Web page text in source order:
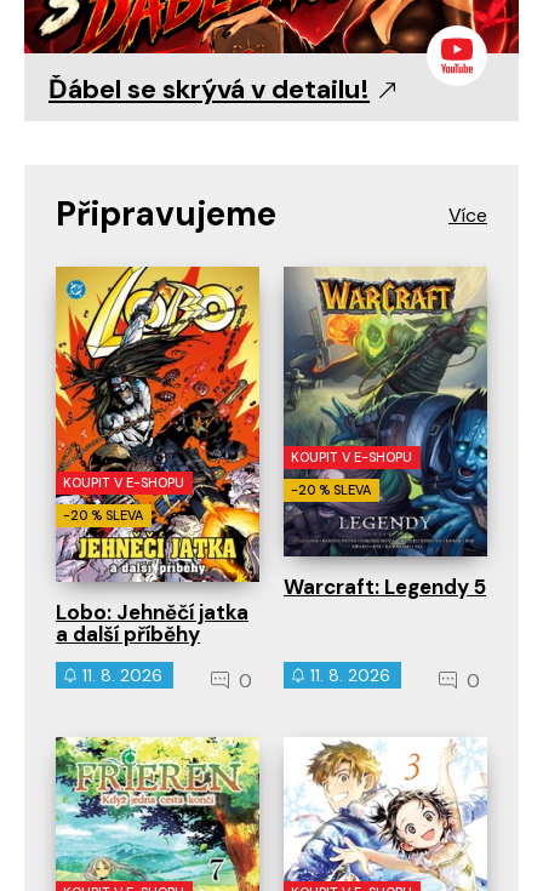
Ďábel se skrývá v detailu!
Připravujeme
KOUPIT V E-SHOPU
-20 % SLEVA
Lobo: Jehněčí jatka
a další příběhy
11. 8. 2026 0
KOUPIT V E-SHOPU
-20 % SLEVA
Warcraft: Legendy 5
11. 8. 2026 0